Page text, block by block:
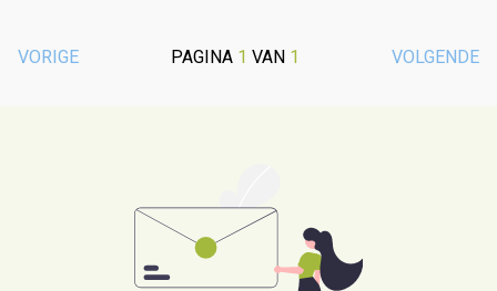
VORIGE PAGINA 1 VAN 1 VOLGENDE